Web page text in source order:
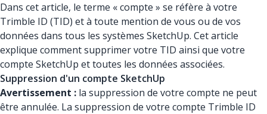
Dans cet article, le terme « compte » se réfère à votre
Trimble ID (TID) et à toute mention de vous ou de vos
données dans tous les systèmes SketchUp. Cet article
explique comment supprimer votre TID ainsi que votre
compte SketchUp et toutes les données associées.
Suppression d'un compte SketchUp
Avertissement : la suppression de votre compte ne peut
être annulée. La suppression de votre compte Trimble ID